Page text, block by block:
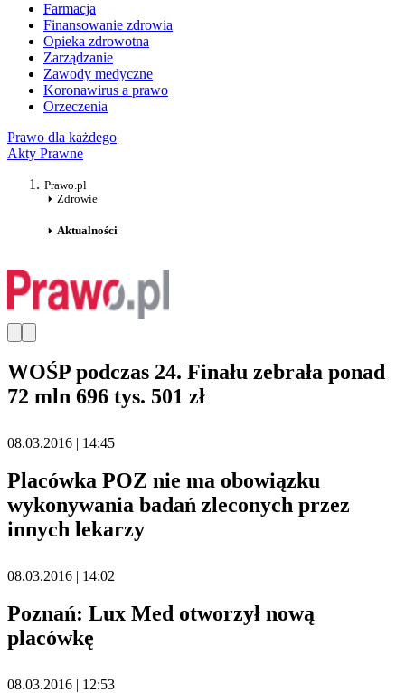
Farmacja
Finansowanie zdrowia
Opieka zdrowotna
Zarządzanie
Zawody medyczne
Koronawirus a prawo
Orzeczenia
Prawo dla każdego
Akty Prawne
Prawo.pl
Zdrowie
Aktualności
WOŚP podczas 24. Finału zebrała ponad
72 mln 696 tys. 501 zł
08.03.2016 | 14:45
Placówka POZ nie ma obowiązku
wykonywania badań zleconych przez
innych lekarzy
08.03.2016 | 14:02
Poznań: Lux Med otworzył nową
placówkę
08.03.2016 | 12:53